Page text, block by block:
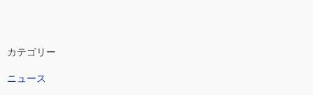
カテゴリー
ニュース